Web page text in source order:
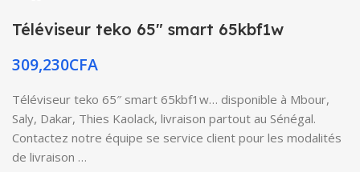
Téléviseur teko 65″ smart 65kbf1w
309,230CFA
Téléviseur teko 65″ smart 65kbf1w… disponible à Mbour,
Saly, Dakar, Thies Kaolack, livraison partout au Sénégal.
Contactez notre équipe se service client pour les modalités
de livraison …